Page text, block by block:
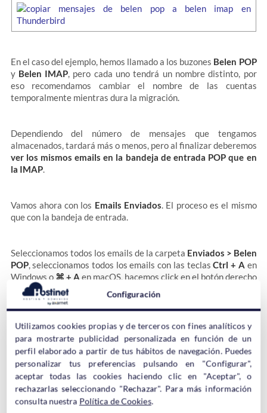
En el caso del ejemplo, hemos llamado a los buzones Belen POP
y Belen IMAP, pero cada uno tendrá un nombre distinto, por
eso recomendamos cambiar el nombre de las cuentas
temporalmente mientras dura la migración.
Dependiendo del número de mensajes que tengamos
almacenados, tardará más o menos, pero al finalizar deberemos
ver los mismos emails en la bandeja de entrada POP que en
la IMAP.
Vamos ahora con los Emails Enviados. El proceso es el mismo
que con la bandeja de entrada.
Seleccionamos todos los emails de la carpeta Enviados > Belen
POP, seleccionamos todos los emails con las teclasCtrl + A en
Windows o ⌘ + A en macOS, hacemos click en el botón derecho
y buscamos la ruta:
Copiar a > Belen IMAP > Bandeja de entrada > Enviados
Configuración
Utilizamos cookies propias y de terceros con fines analíticos y
para mostrarte publicidad personalizada en función de un
perfil elaborado a partir de tus hábitos de navegación. Puedes
personalizar tus preferencias pulsando en "Configurar",
aceptar todas las cookies haciendo clic en "Aceptar", o
rechazarlas seleccionando "Rechazar". Para más información
consulta nuestra Política de Cookies.